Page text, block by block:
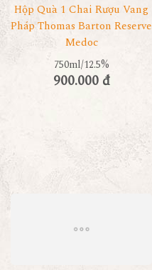
Hộp Quà 1 Chai Rượu Vang
Pháp Thomas Barton Reserve
Medoc
750ml/12.5%
900.000 đ